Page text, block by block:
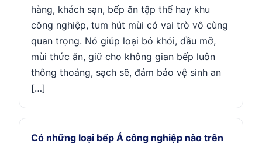
hàng, khách sạn, bếp ăn tập thể hay khu
công nghiệp, tum hút mùi có vai trò vô cùng
quan trọng. Nó giúp loại bỏ khói, dầu mỡ,
mùi thức ăn, giữ cho không gian bếp luôn
thông thoáng, sạch sẽ, đảm bảo vệ sinh an
[…]
Có những loại bếp Á công nghiệp nào trên